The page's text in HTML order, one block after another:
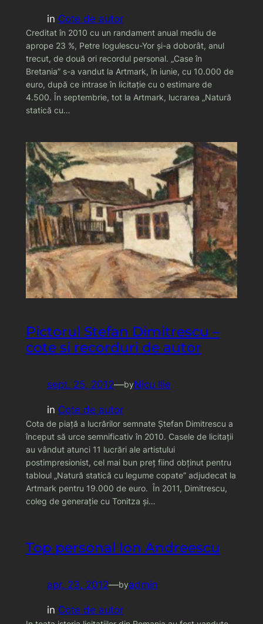
in Cote de autor
Creditat în 2010 cu un randament anual mediu de
aprope 23 %, Petre Iogulescu-Yor şi-a doborât, anul
trecut, de două ori recordul personal. „Case în
Bretania” s-a vandut la Artmark, în iunie, cu 10.000 de
euro, după ce intrase în licitaţie cu o estimare de
4.500. În septembrie, tot la Artmark, lucrarea „Natură
statică cu…
Pictorul Stefan Dimitrescu –
cote si recorduri de autor
sept. 25, 2012—byNicu Ilie
in Cote de autor
Cota de piaţă a lucrărilor semnate Ştefan Dimitrescu a
început să urce semnificativ în 2010. Casele de licitaţii
au vândut atunci 11 lucrări ale artistului
postimpresionist, cel mai bun preţ fiind obţinut pentru
tabloul „Natură statică cu legume copate” adjudecat la
Artmark pentru 19.000 de euro. În 2011, Dimitrescu,
coleg de generaţie cu Tonitza şi…
Top personal Ion Andreescu
apr. 23, 2012—byadmin
in Cote de autor